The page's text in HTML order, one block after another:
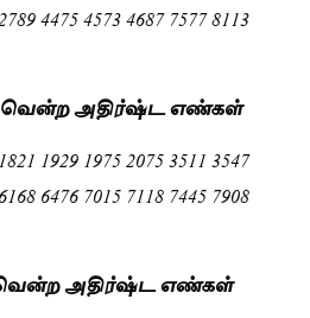
4475 4573 4687 7577 8113
வென்ற அதிர்ஷ்ட எண்கள்
1929 1975 2075 3511 3547
6476 7015 7118 7445 7908
வென்ற அதிர்ஷ்ட எண்கள்